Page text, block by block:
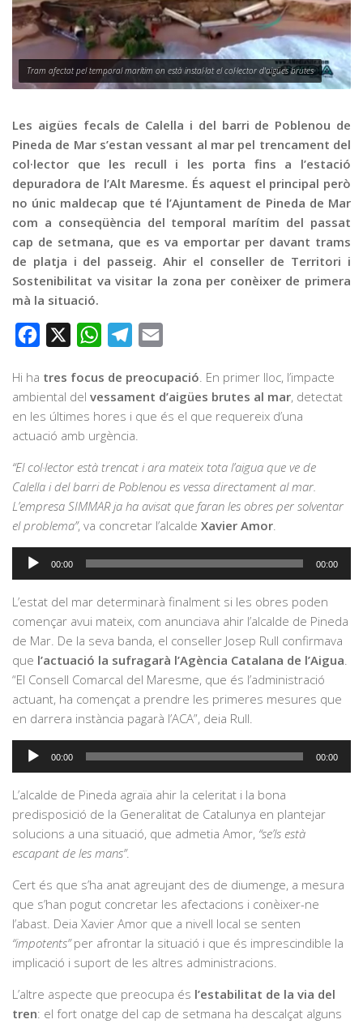
Publicitat
Contacte
Tram afectat pel temporal marítim on està instal·lat el col·lector d'aigües brutes
Les aigües fecals de Calella i del barri de Poblenou de
Pineda de Mar s’estan vessant al mar pel trencament del
col·lector que les recull i les porta fins a l’estació
depuradora de l’Alt Maresme. És aquest el principal però
no únic maldecap que té l’Ajuntament de Pineda de Mar
com a conseqüència del temporal marítim del passat
cap de setmana, que es va emportar per davant trams
de platja i del passeig. Ahir el conseller de Territori i
Sostenibilitat va visitar la zona per conèixer de primera
mà la situació.
Facebook WhatsAppTelegram
Hi ha tres focus de preocupació. En primer lloc, l’impacte
ambiental del vessament d’aigües brutes al mar, detectat
en les últimes hores i que és el que requereix d’una
actuació amb urgència.
“El col·lector està trencat i ara mateix tota l’aigua que ve de
Calella i del barri de Poblenou es vessa directament al mar.
L’empresa SIMMAR ja ha avisat que faran les obres per solventar
el problema”, va concretar l’alcalde Xavier Amor.
Reproductor
d'àudio
00:00 00:00
L’estat del mar determinarà finalment si les obres poden
començar avui mateix, com anunciava ahir l’alcalde de Pineda
de Mar. De la seva banda, el conseller Josep Rull confirmava
que l’actuació la sufragarà l’Agència Catalana de l’Aigua.
“El Consell Comarcal del Maresme, que és l’administració
actuant, ha començat a prendre les primeres mesures que
en darrera instància pagarà l’ACA”, deia Rull.
Reproductor
d'àudio
00:00 00:00
L’alcalde de Pineda agraïa ahir la celeritat i la bona
predisposició de la Generalitat de Catalunya en plantejar
solucions a una situació, que admetia Amor, “se’ls està
escapant de les mans”.
Cert és que s’ha anat agreujant des de diumenge, a mesura
que s’han pogut concretar les afectacions i conèixer-ne
l’abast. Deia Xavier Amor que a nivell local se senten
“impotents”per afrontar la situació i que és imprescindible la
implicació i suport de les altres administracions.
L’altre aspecte que preocupa és l’estabilitat de la via del
tren: el fort onatge del cap de setmana ha descalçat alguns